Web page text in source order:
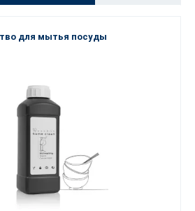
для мытья посуды